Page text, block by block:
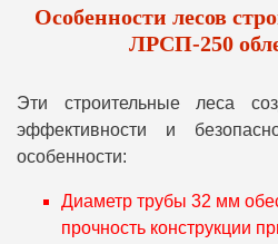
Особенности лесов
ЛРСП-250
Эти строительные леса
эффективности и
особенности:
Диаметр трубы 32 мм
прочность конструкции